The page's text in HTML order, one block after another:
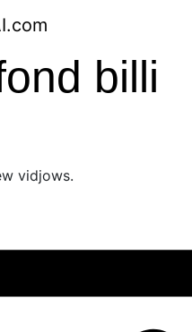
billi
vidjows.